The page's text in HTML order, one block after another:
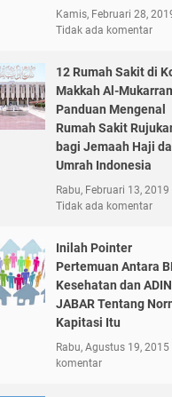
Kamis, Februari 28,
Tidak ada komentar
12 Rumah Sakit di
Makkah Al-
Panduan Mengenal
Rumah Sakit
bagi Jemaah Haji
Umrah Indonesia
Rabu, Februari 13, 2019
Tidak ada komentar
Inilah Pointer
Pertemuan Antara
Kesehatan dan
JABAR Tentang
Kapitasi Itu
Rabu, Agustus 19, 2015
komentar